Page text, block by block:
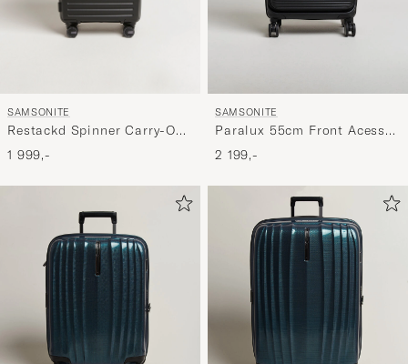
SAMSONITE
Restackd Spinner Carry-On
Black
1 999,-
SAMSONITE
Paralux 55cm Front Acess
Carry-On Black
2 199,-